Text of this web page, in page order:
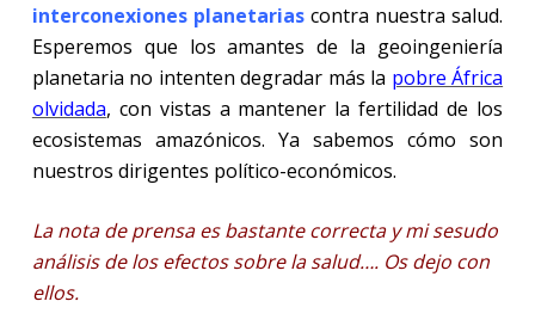
interconexiones planetariascontra nuestra salud.
Esperemos que los amantes de la geoingeniería
planetaria no intenten degradar más la pobre África
olvidada, con vistas a mantener la fertilidad de los
ecosistemas amazónicos. Ya sabemos cómo son
nuestros dirigentes político-económicos.
La nota de prensa es bastante correcta y mi sesudo
análisis de los efectos sobre la salud…. Os dejo con
ellos.